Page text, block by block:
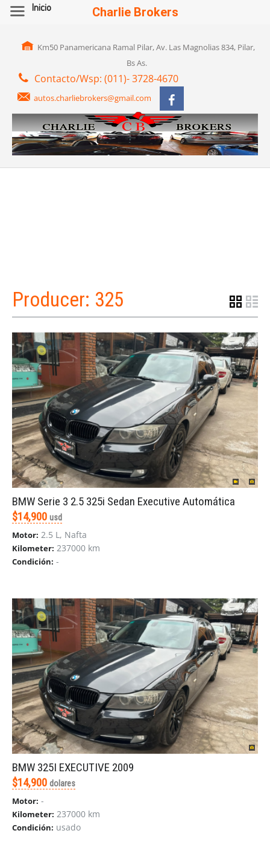
Km50 Panamericana Ramal Pilar, Av. Las Magnolias 834, Pilar,
Bs As.
Contacto/Wsp: (011)- 3728-4670
autos.charliebrokers@gmail.com
Producer: 325
BMW Serie 3 2.5 325i Sedan Executive Automática
$14,900 usd
Motor: 2.5 L, Nafta
Kilometer: 237000 km
Condición: -
BMW 325I EXECUTIVE 2009
$14,900 dolares
Motor: -
Kilometer: 237000 km
Condición: usado
Inicio Charlie Brokers